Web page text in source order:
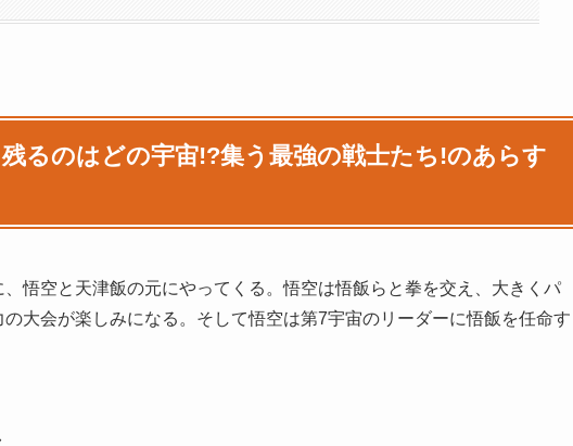
るのはどの宇宙!?集う最強の戦士たち!のあらす
悟空と天津飯の元にやってくる。悟空は悟飯らと拳を交え、大きくパ
大会が楽しみになる。そして悟空は第7宇宙のリーダーに悟飯を任命す